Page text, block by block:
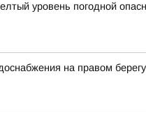
уровень погодной
на правом